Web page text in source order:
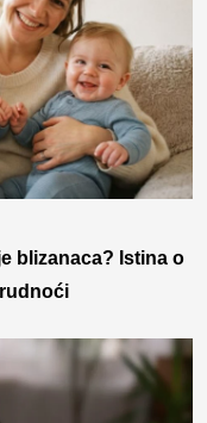
blizanaca? Istina o